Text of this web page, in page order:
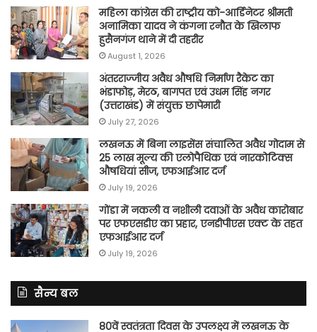
महिला कांग्रेस की राष्ट्रीय को-आर्डिनेटर श्रीमती
अनामिका यादव ने कंगना रनौत के खिलाफ
हुसैनगंज थाने में दी तहरीर
August 1, 2026
अंतरराज्जीय अवैध औषधि निर्माण रैकेट का
भंडाफोड़, मेरठ, बागपत एवं उधम सिंह नगर
(उत्तराखंड) में संयुक्त छापेमारी
July 27, 2026
लखनऊ में बिना लाइसेंस संचालित अवैध गोदाम से
25 लाख मूल्य की एलोपैथिक एवं नारकोटिक्स
औषधियां सीज, एफआईआर दर्ज
July 19, 2026
गोंडा में नकली व नशीली दवाओं के अवैध कारोबार
पर एफएसडीए का प्रहार, एनडीपीएस एक्ट के तहत
एफआईआर दर्ज
July 19, 2026
सैन्य बल
80वें स्वतंत्रता दिवस के उपलक्ष्य में लखनऊ के